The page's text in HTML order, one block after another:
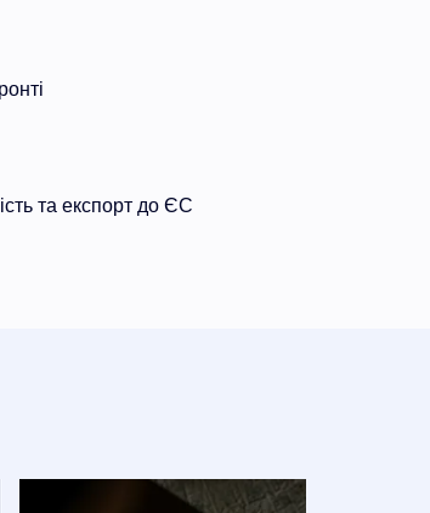
та експорт до ЄС